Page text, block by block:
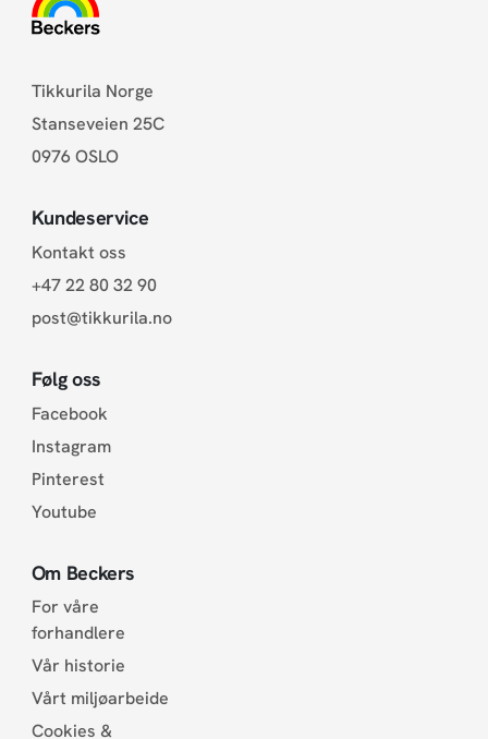
Tikkurila Norge
Stanseveien 25C
0976 OSLO
Kundeservice
Kontakt oss
+47 22 80 32 90
post@tikkurila.no
Følg oss
Facebook
Instagram
Pinterest
Youtube
Om Beckers
For våre
forhandlere
Vår historie
Vårt miljøarbeide
Cookies &